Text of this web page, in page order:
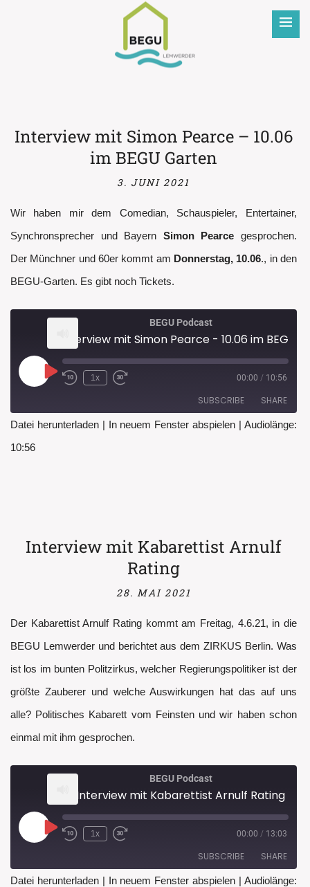
BEGU
Interview mit Simon Pearce – 10.06
im BEGU Garten
3. JUNI 2021
Wir haben mir dem Comedian, Schauspieler, Entertainer,
Synchronsprecher und Bayern Simon Pearce gesprochen.
Der Münchner und 60er kommt am Donnerstag, 10.06., in den
BEGU-Garten. Es gibt noch Tickets.
BEGU Podcast
Play
EpisodeRewind
1x
Fast
seconds
00:00 / 10:56
SUBSCRIBE SHARE
RSS FEED
SHARE
Datei herunterladen| In neuem Fenster abspielen | Audiolänge:
10:56
Interview mit Kabarettist Arnulf
Rating
28. MAI 2021
Der Kabarettist Arnulf Rating kommt am Freitag, 4.6.21, in die
BEGU Lemwerder und berichtet aus dem ZIRKUS Berlin. Was
ist los im bunten Politzirkus, welcher Regierungspolitiker ist der
größte Zauberer und welche Auswirkungen hat das auf uns
alle? Politisches Kabarett vom Feinsten und wir haben schon
einmal mit ihm gesprochen.
BEGU Podcast
Interview mit Kabarettist Arnulf Rating
Play
EpisodeRewind
1x
Fast
seconds
00:00 / 13:03
SUBSCRIBE SHARE
Datei herunterladen| In neuem Fenster abspielen | Audiolänge: